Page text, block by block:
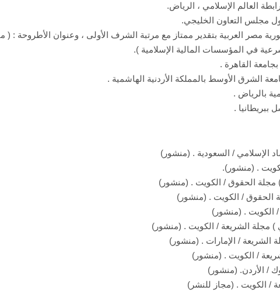
العالم الإسلامي ، الرياض.
مجلس التعاون الخليجي.
مصر العربية بتقدير ممتاز مع مرتبة الشرف الأولى ، وعنوان الأطروحة : (
في المؤسسات المالية الإسلامية ).
القاهرة .
الشرق الأوسط بالمملكة الأردنية الهاشمية .
بالرياض .
.
الإسلامي / السعودية . (منشور)
. (منشور).
) مجلة الحقوق / الكويت . (منشور)
الحقوق / الكويت . (منشور)
/ الكويت . (منشور)
) مجلة الشريعة / الكويت . (منشور)
الشريعة / الإمارات . (منشور)
/ الكويت . (منشور)
/ الأردن. (منشور)
/ الكويت . (مجاز للنشر)